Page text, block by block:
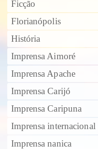
Ficção
Florianópolis
História
Imprensa Aimoré
Imprensa Apache
Imprensa Carijó
Imprensa Caripuna
Imprensa internacional
Imprensa nanica